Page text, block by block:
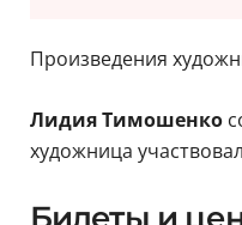
Произведения
Лидия Тимошенко
художница